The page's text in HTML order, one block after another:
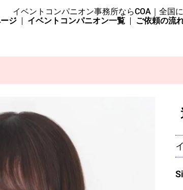
イベントコンパニオン事務所ならCOA｜全国に
ジ
イベントコンパニオン一覧 ご依頼の流